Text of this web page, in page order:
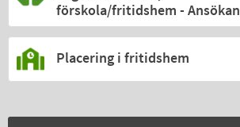
förskola/fritidshem - Ansökan
Placering i fritidshem